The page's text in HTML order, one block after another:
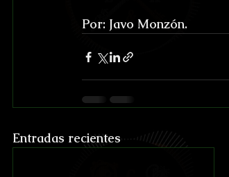
Por: Javo Monzón.
Entradas recientes